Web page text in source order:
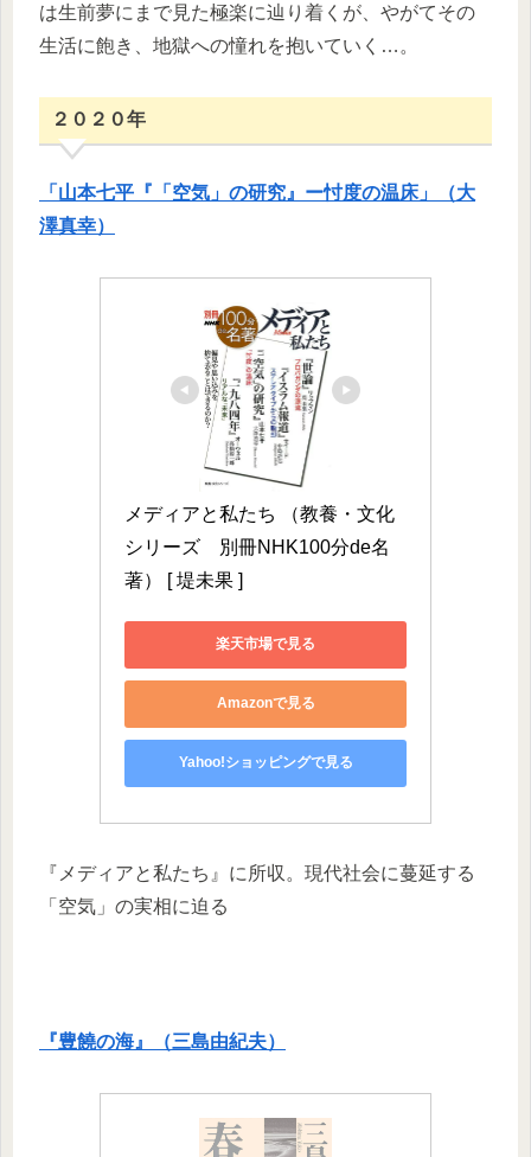
は生前夢にまで見た極楽に辿り着くが、やがてその
生活に飽き、地獄への憧れを抱いていく…。
２０２０年
「山本七平『「空気」の研究』ー忖度の温床」（大
澤真幸）
メディアと私たち （教養・文化
シリーズ　別冊NHK100分de名
著） [ 堤未果 ]
楽天市場で見る
Amazonで見る
Yahoo!ショッピングで見る
『メディアと私たち』に所収。現代社会に蔓延する
「空気」の実相に迫る
​『豊饒の海』（三島由紀夫）​